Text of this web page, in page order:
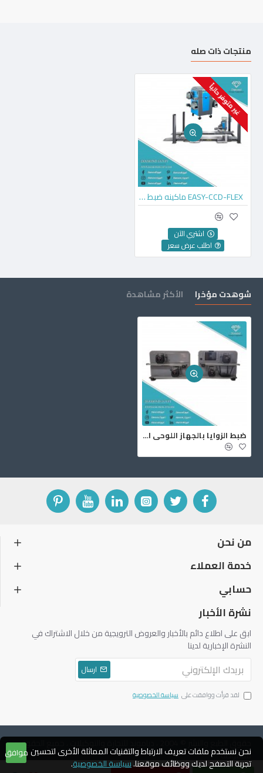
منتجات ذات صله
غير متوفر حالياً
EASY-CCD-FLEX ماكينه ضبط زوايا ملاكي
اشتري الآن
اطلب عرض سعر
شوهدت مؤخرا الأكثر مشاهدة
ضبط الزوايا بالجهاز اللوحي SPACE 2.0 WIFI
من نحن
خدمة العملاء
حسابي
نشرة الأخبار
ابق على اطلاع دائم بالأخبار والعروض الترويجية من خلال الاشتراك في
النشرة الإخبارية لدينا
ارسال
لقد قرأت ووافقت على سياسة الخصوصية
حقوق الطبع والنشر © 2004 ، دياموند للتجارة والتوكيلات ، جميع الحقوق
محفوظة
موافق نحن نستخدم ملفات تعريف الارتباط والتقنيات المماثلة الأخرى لتحسين
تجربة التصفح لديك ووظائف موقعنا.سياسة الخصوصية.